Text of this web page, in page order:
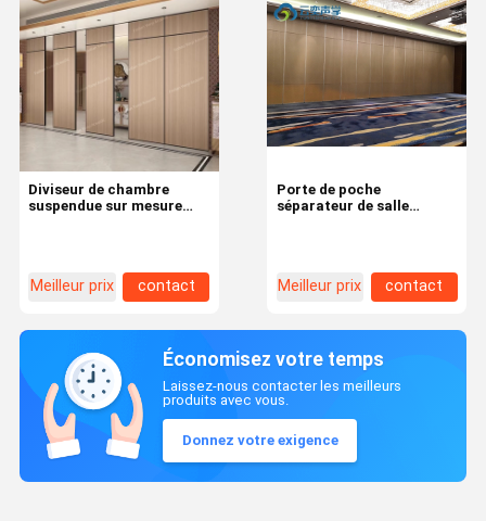
Diviseur de chambre
suspendue sur mesure
Meilleur prix contact
Porte de poche
séparateur de salle
Meilleur prix contact
Économisez votre temps
Laissez-nous contacter les meilleurs
produits avec vous.
Donnez votre exigence